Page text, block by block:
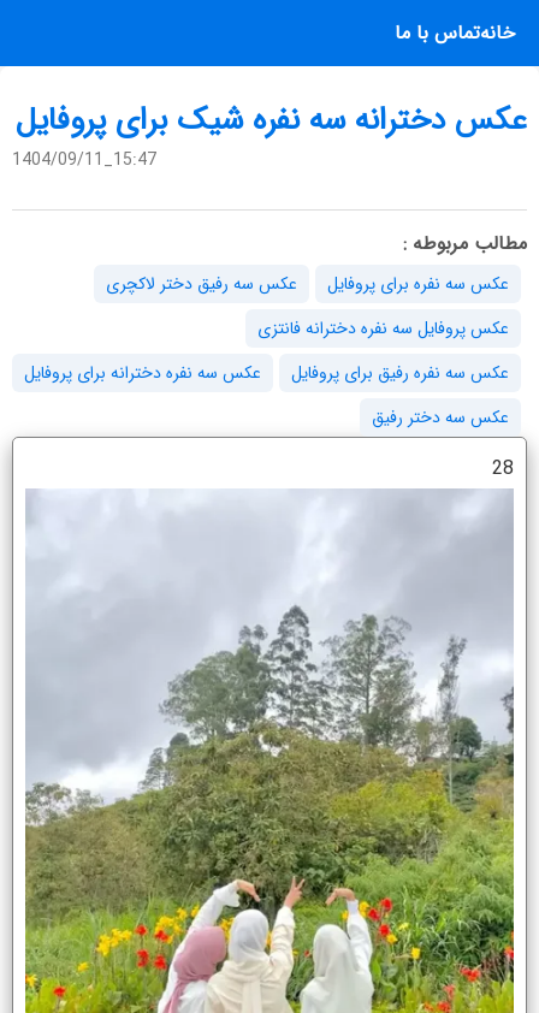
خانهتماس با ما
عکس دخترانه سه نفره شیک برای پروفایل
1404/09/11_15:47
مطالب مربوطه :
عکس سه نفره برای پروفایل
عکس سه رفیق دختر لاکچری
عکس پروفایل سه نفره دخترانه فانتزی
عکس سه نفره رفیق برای پروفایل
عکس سه نفره دخترانه برای پروفایل
عکس سه دختر رفیق
28